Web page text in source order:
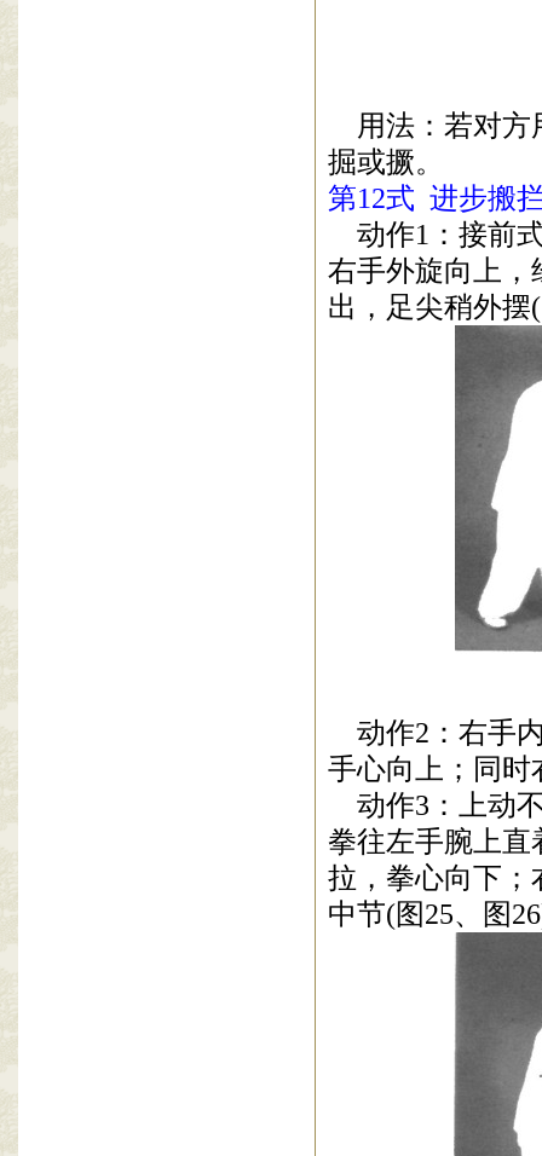
用法：若对
掘或撅。
第12式 进步搬
动作1 ：接前
右手外旋向上，
出，足尖稍外摆(
动作2 ：右手
手心向上；同时
动作3 ：上动
拳往左手腕上直
拉，拳心向下；
中节(图25、图